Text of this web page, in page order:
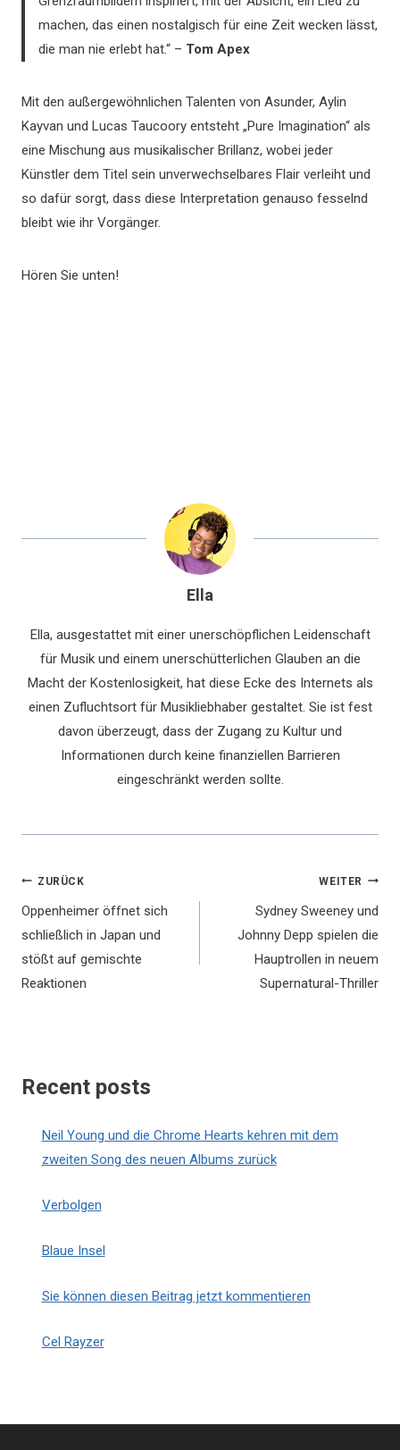
machen, das einen nostalgisch für eine Zeit wecken lässt,
die man nie erlebt hat.“ – Tom Apex
Mit den außergewöhnlichen Talenten von Asunder, Aylin
Kayvan und Lucas Taucoory entsteht „Pure Imagination“ als
eine Mischung aus musikalischer Brillanz, wobei jeder
Künstler dem Titel sein unverwechselbares Flair verleiht und
so dafür sorgt, dass diese Interpretation genauso fesselnd
bleibt wie ihr Vorgänger.
Hören Sie unten!
Ella
Ella, ausgestattet mit einer unerschöpflichen Leidenschaft
für Musik und einem unerschütterlichen Glauben an die
Macht der Kostenlosigkeit, hat diese Ecke des Internets als
einen Zufluchtsort für Musikliebhaber gestaltet. Sie ist fest
davon überzeugt, dass der Zugang zu Kultur und
Informationen durch keine finanziellen Barrieren
eingeschränkt werden sollte.
Beitragsnavigation
ZURÜCK
Oppenheimer öffnet sich
schließlich in Japan und
stößt auf gemischte
Reaktionen
WEITER
Sydney Sweeney und
Johnny Depp spielen die
Hauptrollen in neuem
Supernatural-Thriller
Recent posts
Neil Young und die Chrome Hearts kehren mit dem
zweiten Song des neuen Albums zurück
Verbolgen
Blaue Insel
Sie können diesen Beitrag jetzt kommentieren
Cel Rayzer